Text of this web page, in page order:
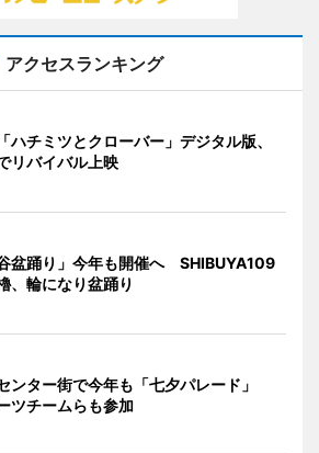
アクセスランキング
ハチミツとクローバー」デジタル版、
リバイバル上映
谷盆踊り」今年も開催へ SHIBUYA109
、輪になり盆踊り
ンター街で今年も「七夕パレード」
ツチームらも参加